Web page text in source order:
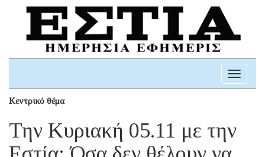
Toggle
Κεντρικό θέμα
Την Κυριακή 05.11 με την